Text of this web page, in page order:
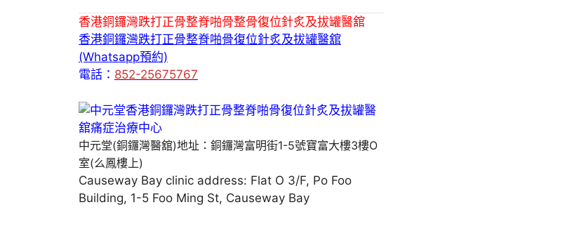
香港銅鑼灣跌打正骨整脊啪骨整骨復位針炙及拔罐醫舘
香港銅鑼灣跌打正骨整脊啪骨復位針炙及拔罐醫舘
(Whatsapp預約)
電話： 852-25675767
中元堂(銅鑼灣醫舘)地址：銅鑼灣富明街1-5號寶富大樓3樓O
室(么鳳樓上)
Causeway Bay clinic address: Flat O 3/F, Po Foo
Building, 1-5 Foo Ming St, Causeway Bay